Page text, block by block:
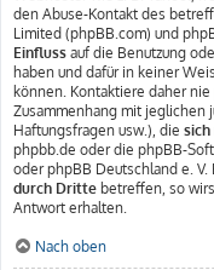
den Abuse-Kontakt des
Limited (phpBB.com) und
Einfluss auf die Benutzung
haben und dafür in keiner
können. Kontaktiere daher
Zusammenhang mit jeglichen
Haftungsfragen usw.), die
phpbb.de oder die phpBB-
oder phpBB Deutschland e.
durch Dritte betreffen, so
Antwort erhalten.
Nach oben